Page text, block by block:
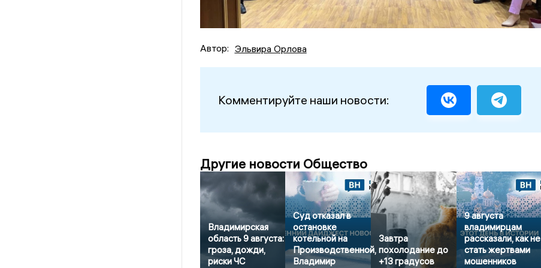
Автор: Эльвира Орлова
Комментируйте наши новости:
Другие новости Общество
Владимирская
область 9 августа:
гроза, дожди,
риски ЧС
Суд отказал в
остановке
котельной на
Производственной,
Владимир
Завтра
похолодание до
+13 градусов
9 августа
владимирцам
рассказали, как не
стать жертвами
мошенников